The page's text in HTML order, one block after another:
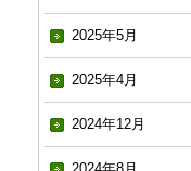
2025年5月
2025年4月
2024年12月